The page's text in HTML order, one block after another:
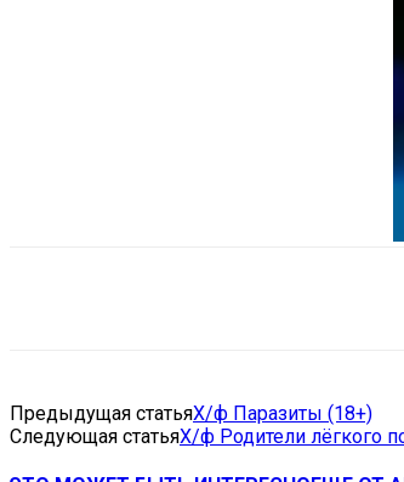
Предыдущая статьяХ/ф Паразиты (18+)
Следующая статьяХ/ф Родители лёгкого